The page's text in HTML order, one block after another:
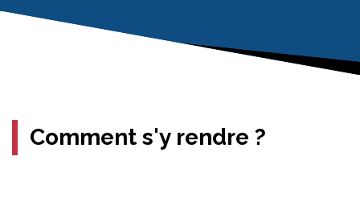
Comment s'y rendre ?